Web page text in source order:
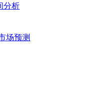
分析
场预测